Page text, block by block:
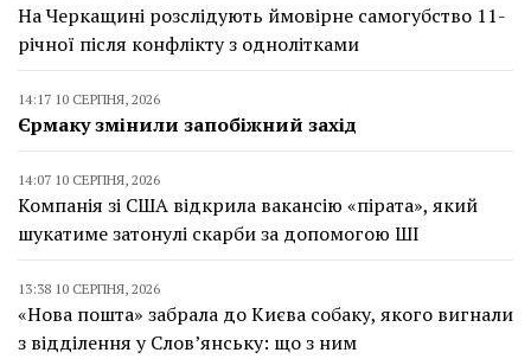
На Черкащині розслідують ймовірне самогубство 11-
річної після конфлікту з однолітками
14:17 10 СЕРПНЯ, 2026
Єрмаку змінили запобіжний захід
14:07 10 СЕРПНЯ, 2026
Компанія зі США відкрила вакансію «пірата», який
шукатиме затонулі скарби за допомогою ШІ
13:38 10 СЕРПНЯ, 2026
«Нова пошта» забрала до Києва собаку, якого вигнали
з відділення у Слов’янську: що з ним